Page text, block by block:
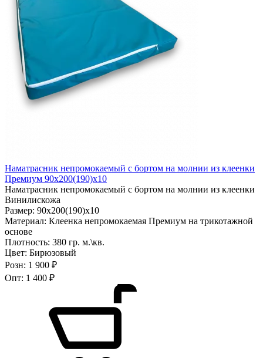
Наматрасник непромокаемый с бортом на молнии из клеенки
Премиум 90х200(190)х10
Наматрасник непромокаемый с бортом на молнии из клеенки
Винилискожа
Размер: 90х200(190)х10
Материал: Клеенка непромокаемая Премиум на трикотажной
основе
Плотность: 380 гр. м.\кв.
Цвет: Бирюзовый
Розн: 1 900 ₽
Опт: 1 400 ₽